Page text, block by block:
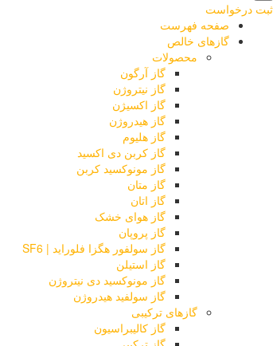
ثبت درخواست
صفحه فهرست
گازهای خالص
محصولات
گاز آرگون
گاز نیتروژن
گاز اکسیژن
گاز هیدروژن
گاز هلیوم
گاز کربن دی اکسید
گاز مونوکسید کربن
گاز متان
گاز اتان
گاز هوای خشک
گاز پروپان
گاز سولفور هگزا فلوراید | SF6
گاز استیلن
گاز مونوکسید دی نیتروژن
گاز سولفید هیدروژن
گازهای ترکیبی
گاز کالیبراسیون